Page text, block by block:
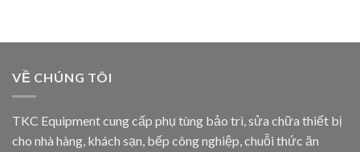
VỀ CHÚNG TÔI
TKC Equipment cung cấp phụ tùng bảo trì, sửa chữa thiết bị
cho nhà hàng, khách sạn, bếp công nghiệp, chuỗi thức ăn